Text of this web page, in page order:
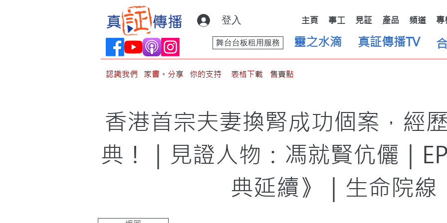
登入 主頁 事工 見証 產品 頻道 專
靈之水滴
舞台台板租用服務 真証傳播TV
認識我們 家書。分享 你的支持 表格下載 售賣點
香港首宗夫妻換腎成功個案，經
典！｜見證人物：馮就賢伉儷｜
典延續》｜生命院線